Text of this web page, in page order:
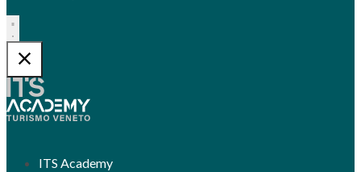
ITS Academy